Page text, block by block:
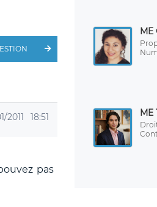
2011 18:51
pas
ME
ME